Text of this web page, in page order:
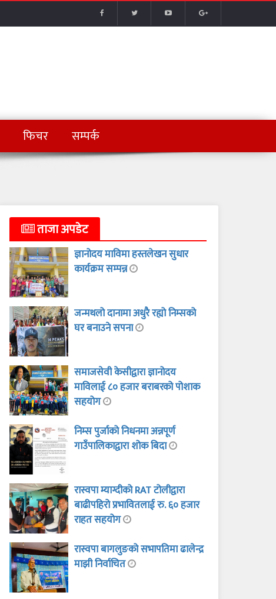
फिचर सम्पर्क
ताजा अपडेट
ज्ञानोदय माविमा हस्तलेखन सुधार
कार्यक्रम सम्पन्न
जन्मथलो दानामा अधुरै रह्यो निम्सको
घर बनाउने सपना
समाजसेवी केसीद्वारा ज्ञानोदय
माविलाई ८० हजार बराबरको पोशाक
सहयोग
निम्स पुर्जाको निधनमा अन्नपूर्ण
गाउँपालिकाद्वारा शोक बिदा
रास्वपा म्याग्दीको RAT टोलीद्वारा
बाढीपहिरो प्रभावितलाई रु. ६० हजार
राहत सहयोग
रास्वपा बागलुङको सभापतिमा ढालेन्द्र
माझी निर्वाचित